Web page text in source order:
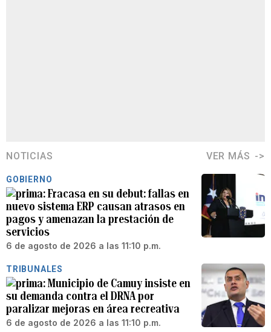
NOTICIAS VER MÁS
GOBIERNO
Fracasa en su debut: fallas en
nuevo sistema ERP causan atrasos en
pagos y amenazan la prestación de
servicios
6 de agosto de 2026 a las 11:10 p.m.
TRIBUNALES
Municipio de Camuy insiste en
su demanda contra el DRNA por
paralizar mejoras en área recreativa
6 de agosto de 2026 a las 11:10 p.m.